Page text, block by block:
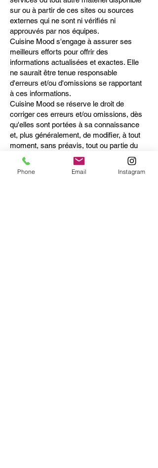
sur ou à partir de ces sites ou sources
externes qui ne sont ni vérifiés ni
approuvés par nos équipes.
Cuisine Mood s'engage à assurer ses
meilleurs efforts pour offrir des
informations actualisées et exactes. Elle
ne saurait être tenue responsable
d'erreurs et/ou d'omissions se rapportant
à ces informations.
Cuisine Mood se réserve le droit de
corriger ces erreurs et/ou omissions, dès
qu'elles sont portées à sa connaissance
et, plus généralement, de modifier, à tout
moment, sans préavis, tout ou partie du
Site ainsi que les présentes, sans que sa
responsabilité puisse être engagée de ce
Phone Email Instagram